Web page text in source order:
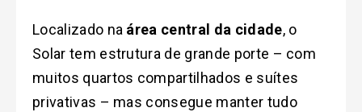
Localizado na área central da cidade, o
Solar tem estrutura de grande porte – com
muitos quartos compartilhados e suítes
privativas – mas consegue manter tudo